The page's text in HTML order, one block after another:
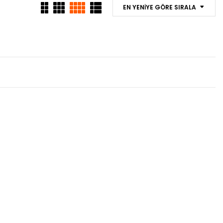
EN YENIYE GÖRE SIRALA